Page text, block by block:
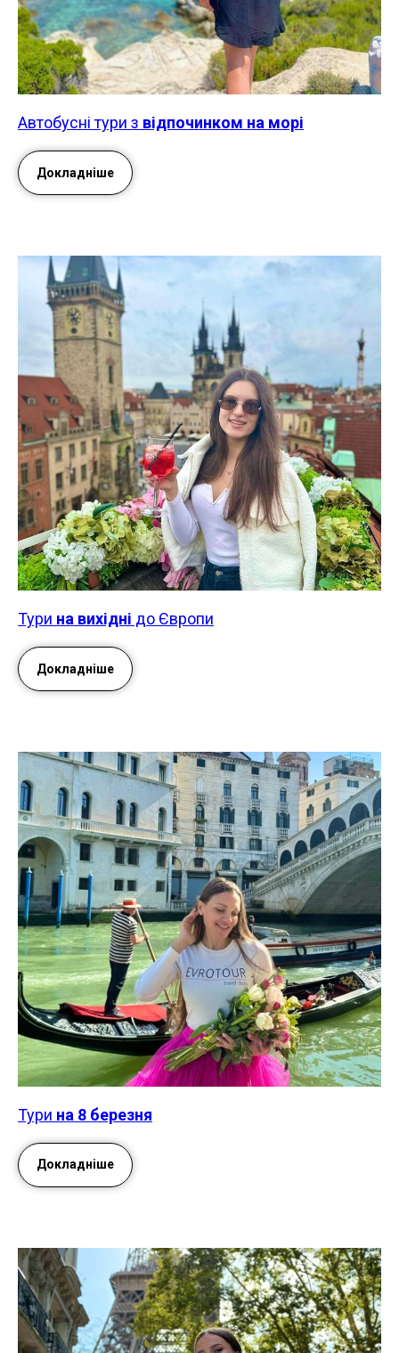
Автобусні тури з відпочинком на морі
Докладніше
Тури на вихідні до Європи
Докладніше
Тури на 8 березня
Докладніше